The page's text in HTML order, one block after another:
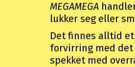
MEGAMEGA
lukker seg eller
Det finnes alltid et
forvirring med det
spekket med